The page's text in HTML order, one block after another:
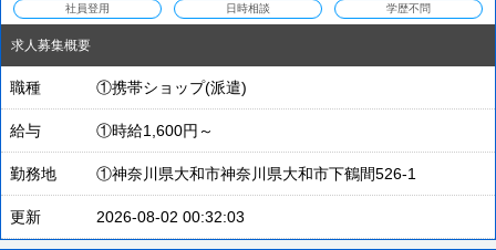
社員登用 日時相談 学歴不問
求人募集概要
職種 ①携帯ショップ(派遣)
給与 ①時給1,600円～
勤務地 ①神奈川県大和市神奈川県大和市下鶴間526-1
更新 2026-08-02 00:32:03